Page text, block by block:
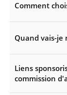
Comment
Quand vais-je
Liens
commission